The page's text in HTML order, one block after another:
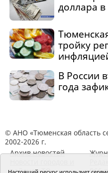
доллара в
тройку
В России
года
© АНО «Тюменская область
2002-2026 г.
Архив новостей
районов ТО
RSS